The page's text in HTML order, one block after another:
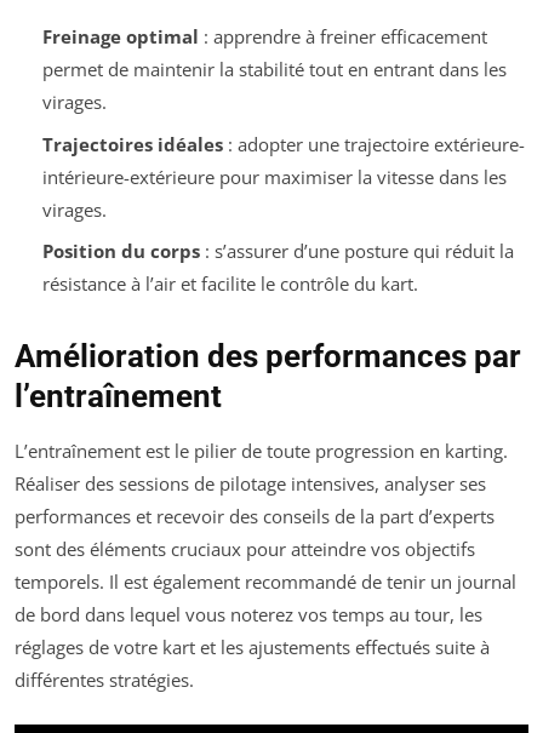
Freinage optimal : apprendre à freiner efficacement
permet de maintenir la stabilité tout en entrant dans les
virages.
Trajectoires idéales: adopter une trajectoire extérieure-
intérieure-extérieure pour maximiser la vitesse dans les
virages.
Position du corps: s’assurer d’une posture qui réduit la
résistance à l’air et facilite le contrôle du kart.
Amélioration des performances par
l’entraînement
L’entraînement est le pilier de toute progression en karting.
Réaliser des sessions de pilotage intensives, analyser ses
performances et recevoir des conseils de la part d’experts
sont des éléments cruciaux pour atteindre vos objectifs
temporels. Il est également recommandé de tenir un journal
de bord dans lequel vous noterez vos temps au tour, les
réglages de votre kart et les ajustements effectués suite à
différentes stratégies.